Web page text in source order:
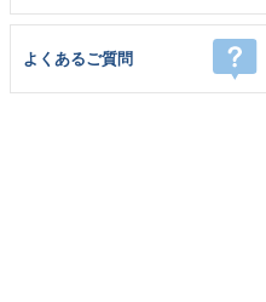
よくあるご質問